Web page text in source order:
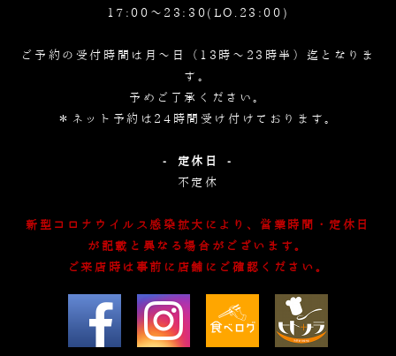
17:00～23:30(LO.23:00)
ご予約の受付時間は月～日（13時～23時半）迄となりま
す。
予めご了承ください。
＊ネット予約は24時間受け付けております。
- 定休日 -
不定休
新型コロナウイルス感染拡大により、営業時間・定休日
が記載と異なる場合がございます。
ご来店時は事前に店舗にご確認ください。